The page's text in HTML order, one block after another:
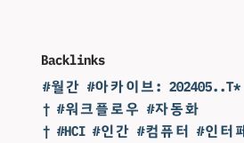
Backlinks
#월간 #아카이브: 202405..T*
† #워크플로우 #자동화
† #HCI #인간 #컴퓨터 #인터